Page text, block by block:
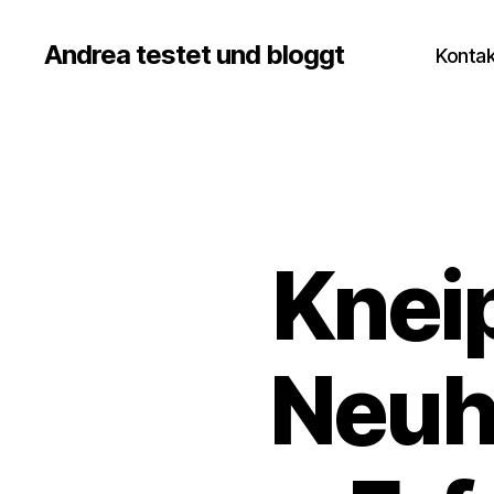
Andrea testet und bloggt